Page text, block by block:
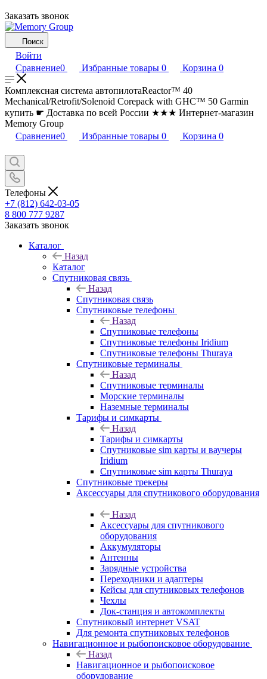
Заказать звонок
Поиск
Войти
Сравнение0 Избранные товары 0 Корзина 0
Комплексная система автопилотаReactor™ 40
Mechanical/Retrofit/Solenoid Corepack with GHC™ 50 Garmin
купить ☛ Доставка по всей России ★★★ Интернет-магазин
Memory Group
Сравнение0 Избранные товары 0 Корзина 0
Телефоны
+7 (812) 642-03-05
8 800 777 9287
Заказать звонок
Каталог
Назад
Каталог
Спутниковая связь
Назад
Спутниковая связь
Спутниковые телефоны
Назад
Спутниковые телефоны
Спутниковые телефоны Iridium
Спутниковые телефоны Thuraya
Спутниковые терминалы
Назад
Спутниковые терминалы
Морские терминалы
Наземные терминалы
Тарифы и симкарты
Назад
Тарифы и симкарты
Спутниковые sim карты и ваучеры
Iridium
Спутниковые sim карты Thuraya
Спутниковые трекеры
Аксессуары для спутникового оборудования
Назад
Аксессуары для спутникового
оборудования
Аккумуляторы
Антенны
Зарядные устройства
Переходники и адаптеры
Кейсы для спутниковых телефонов
Чехлы
Док-станция и автокомплекты
Спутниковый интернет VSAT
Для ремонта спутниковых телефонов
Навигационное и рыбопоисковое оборудование
Назад
Навигационное и рыбопоисковое
оборудование